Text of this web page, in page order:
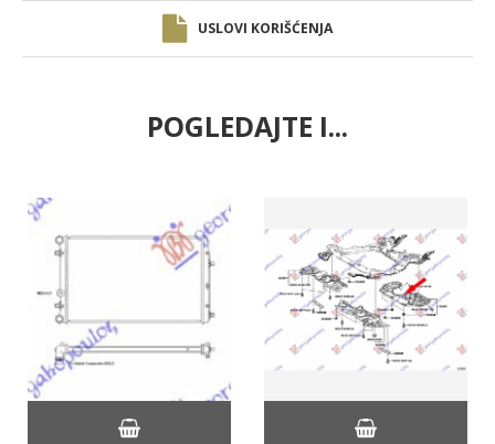
USLOVI KORIŠĆENJA
POGLEDAJTE I...